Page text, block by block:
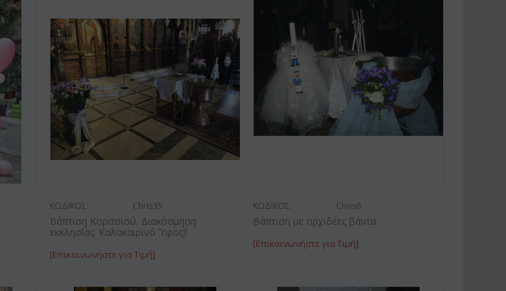
Έκπτωση 9%
ΚΩΔΙΚΟΣ: Chris35
Βάπτιση Κοριτσιού. Διακόσμηση
εκκλησίας. Καλοκαιρινό Ύφος!!
[Επικοινωνήστε για Τιμή]
ΚΩΔΙΚΟΣ: Chris6
Βάπτιση με ορχιδέες βάντα
[Επικοινωνήστε για Τιμή]